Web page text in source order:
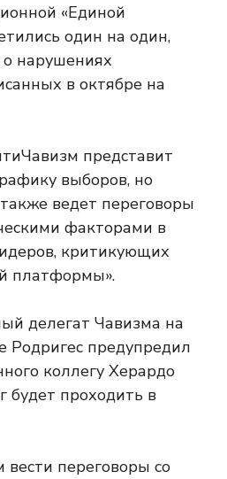
«Единой
один на один,
нарушениях
в октябре на
представит
выборов, но
ведет переговоры
факторами в
критикующих
платформы».
делегат Чавизма на
Родригес предупредил
коллегу Херардо
будет проходить в
переговоры со